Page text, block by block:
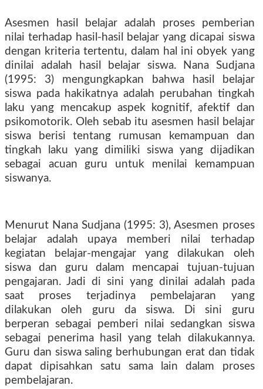
Asesmen hasil belajar adalah proses pemberian
nilai terhadap hasil-hasil belajar yang dicapai siswa
dengan kriteria tertentu, dalam hal ini obyek yang
dinilai adalah hasil belajar siswa. Nana Sudjana
(1995: 3) mengungkapkan bahwa hasil belajar
siswa pada hakikatnya adalah perubahan tingkah
laku yang mencakup aspek kognitif, afektif dan
psikomotorik. Oleh sebab itu asesmen hasil belajar
siswa berisi tentang rumusan kemampuan dan
tingkah laku yang dimiliki siswa yang dijadikan
sebagai acuan guru untuk menilai kemampuan
siswanya.
Menurut Nana Sudjana (1995: 3), Asesmen proses
belajar adalah upaya memberi nilai terhadap
kegiatan belajar-mengajar yang dilakukan oleh
siswa dan guru dalam mencapai tujuan-tujuan
pengajaran. Jadi di sini yang dinilai adalah pada
saat proses terjadinya pembelajaran yang
dilakukan oleh guru da siswa. Di sini guru
berperan sebagai pemberi nilai sedangkan siswa
sebagai penerima hasil yang telah dilakukannya.
Guru dan siswa saling berhubungan erat dan tidak
dapat dipisahkan satu sama lain dalam proses
pembelajaran.